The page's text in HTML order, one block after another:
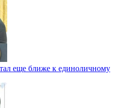
еще ближе к единоличному